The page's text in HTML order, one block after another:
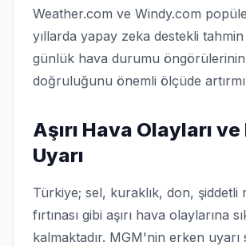
Weather.com ve Windy.com
yıllarda yapay zeka destekli
günlük hava durumu öngörülerinin
doğruluğunu önemli ölçüde
Aşırı Hava Olayları ve
Uyarı
Türkiye; sel, kuraklık, don,
fırtınası gibi aşırı hava olaylarına
kalmaktadır. MGM'nin erken uyarı